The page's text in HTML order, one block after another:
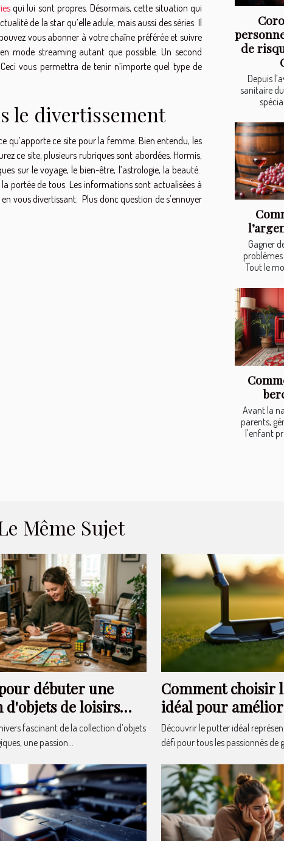
qui lui sont propres. Désormais, cette situation qui
de la star qu’elle adule, mais aussi des séries. Il
vous abonner à votre chaîne préférée et suivre
mode streaming autant que possible. Un second
vous permettra de tenir n’importe quel type de
le divertissement
qu’apporte ce site pour la femme. Bien entendu, les
ce site, plusieurs rubriques sont abordées. Hormis,
sur le voyage, le bien-être, l’astrologie, la beauté.
portée de tous. Les informations sont actualisées à
vous divertissant. Plus donc question de s’ennuyer
de
Depuis
sanitaire
Gagner
Tout le
Avant la
parents,
l'enfant
Même Sujet
débuter une
d'objets de loisirs
fascinant de la collection d’objets
une passion...
Comment choisir
idéal pour
?
Découvrir le putter idéal
défi pour tous les passionnés de